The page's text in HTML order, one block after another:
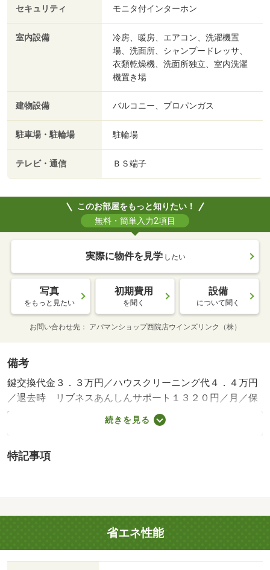
セキュリティ モニタ付インターホン
室内設備
冷房、暖房、エアコン、洗濯機置
場、洗面所、シャンプードレッサ、
衣類乾燥機、洗面所独立、室内洗濯
機置き場
建物設備 バルコニー、プロパンガス
駐車場・駐輪場 駐輪場
テレビ・通信 ＢＳ端子
このお部屋をもっと知りたい！
無料・簡単入力2項目
実際に物件を見学 したい
写真
をもっと見たい
初期費用
を聞く
設備
について聞く
お問い合わせ先 アパマンショップ西院店ウインズリンク（株）
備考
鍵交換代金３．３万円／ハウスクリーニング代４．４万円
／退去時 リブネスあんしんサポート１３２０円／月／保
証会社利用必：初回：月額賃料等の５０％、月額：保証料
として月額賃料等の１．３％（初回保証料は最低保証料１
／更新料：４００００円／バストイレ別／バルコニー／エ
インクロゼット／二人入居相談／雨戸／３駅以上利用可／
平面駐車場／全居室６畳以上／プロパンガス／ＢＳ／年内
入居可／ＩＴ重説 対応物件／瀬田中学校（中学校）まで
１００ｍ／関西アーバン銀行フォレオ大津一里山店（銀
続きを見る
特記事項
省エネ性能